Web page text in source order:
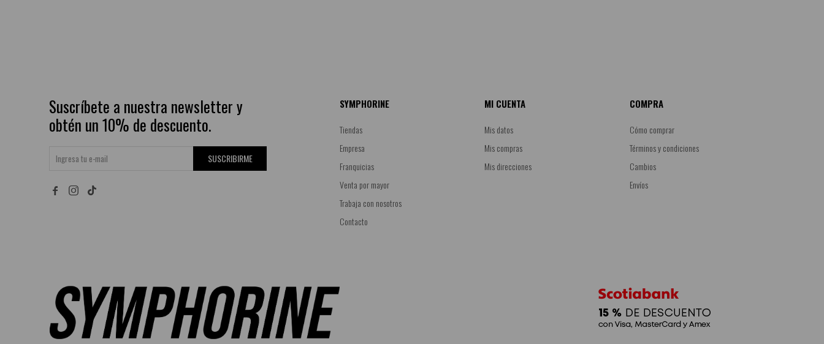
Suscríbete a nuestra newsletter y
obtén un 10% de descuento.
SUSCRIBIRME
 
SYMPHORINE
Tiendas
Empresa
Franquicias
Venta por mayor
Trabaja con nosotros
Contacto
MI CUENTA
Mis datos
Mis compras
Mis direcciones
COMPRA
Cómo comprar
Términos y condiciones
Cambios
Envíos